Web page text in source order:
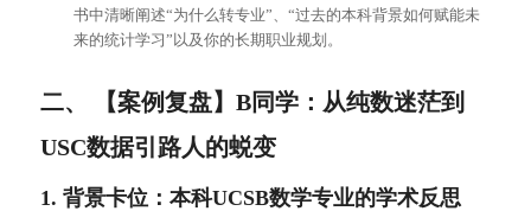
书中清晰阐述“为什么转专业”、“过去的本科背景如何赋能未
来的统计学习”以及你的长期职业规划。
二、 【案例复盘】B同学：从纯数迷茫到
USC数据引路人的蜕变
1. 背景卡位：本科UCSB数学专业的学术反思